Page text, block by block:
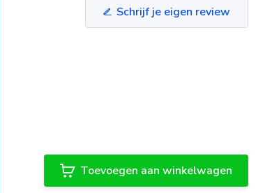
Schrijf je eigen review
Toevoegen aan winkelwagen